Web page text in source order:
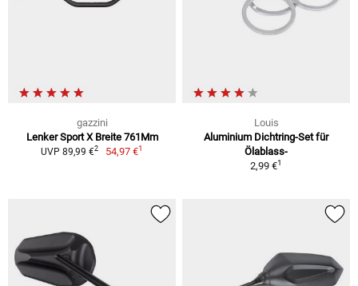
gazzini
Lenker Sport X Breite 761Mm
UVP 89,99 €2 54,97 €1
Louis
Aluminium Dichtring-Set für
Ölablass-
2,99 €1